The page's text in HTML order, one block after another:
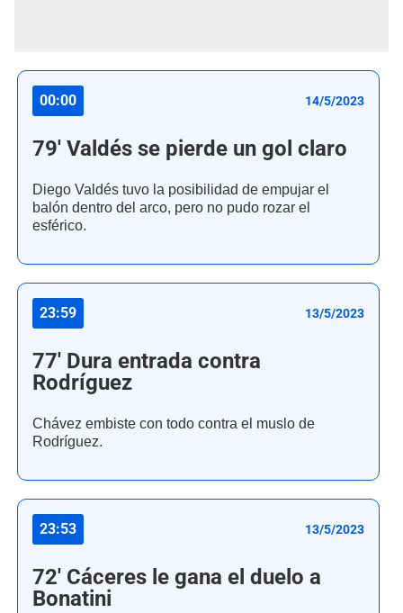
00:00 14/5/2023
79' Valdés se pierde un gol claro
Diego Valdés tuvo la posibilidad de empujar el
balón dentro del arco, pero no pudo rozar el
esférico.
23:59 13/5/2023
77' Dura entrada contra
Rodríguez
Chávez embiste con todo contra el muslo de
Rodríguez.
23:53 13/5/2023
72' Cáceres le gana el duelo a
Bonatini